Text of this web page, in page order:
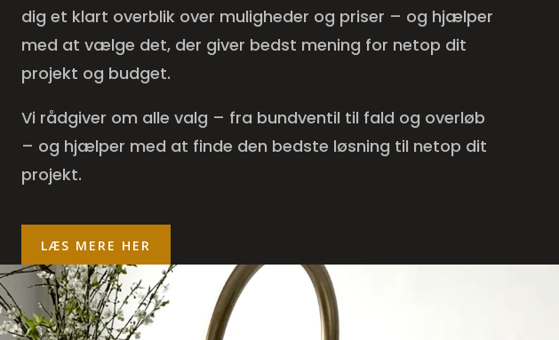
dig et klart overblik over muligheder og priser – og hjælper
med at vælge det, der giver bedst mening for netop dit
projekt og budget.
Vi rådgiver om alle valg – fra bundventil til fald og overløb
– og hjælper med at finde den bedste løsning til netop dit
projekt.
LÆS MERE HER